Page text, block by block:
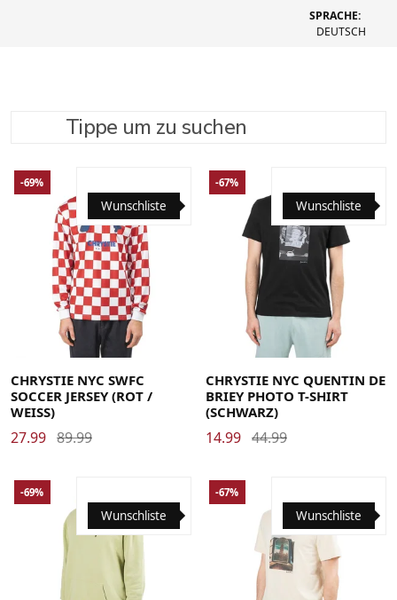
SPRACHE:
DEUTSCH
Tippe um zu suchen
SUCHE VERFEINERN EMPFOHLEN
Medium Small X-Large
Wunschliste
-69%
CHRYSTIE NYC SWFC
SOCCER JERSEY (ROT /
WEISS)
27.99 89.99
Medium Small X-Large
Wunschliste
-67%
CHRYSTIE NYC QUENTIN DE
BRIEY PHOTO T-SHIRT
(SCHWARZ)
14.99 44.99
Wunschliste
-69%
Wunschliste
-67%